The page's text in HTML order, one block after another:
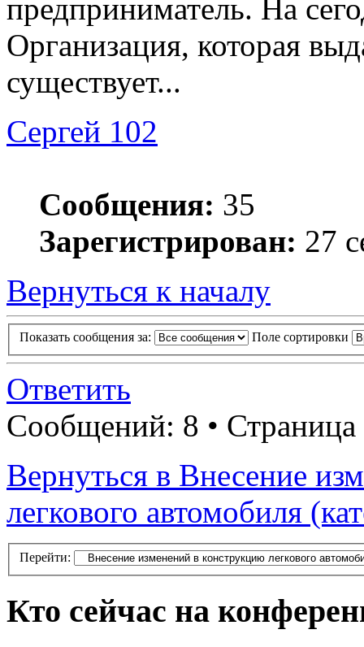
предприниматель. На
Организация, которая
существует...
Сергей 102
Сообщения: 35
Зарегистрирован: 27
Вернуться к началу
Показать сообщения за: Поле сортировки
Ответить
Сообщений: 8 • Страница
Вернуться в Внесение
легкового автомобиля
Перейти:
Кто сейчас на